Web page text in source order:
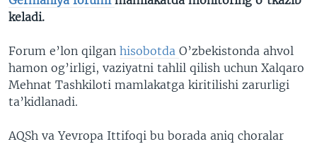
keladi.
Forum e’lon qilgan hisobotda O’zbekistonda ahvol
hamon og’irligi, vaziyatni tahlil qilish uchun Xalqaro
Mehnat Tashkiloti mamlakatga kiritilishi zarurligi
ta’kidlanadi.
AQSh va Yevropa Ittifoqi bu borada aniq choralar